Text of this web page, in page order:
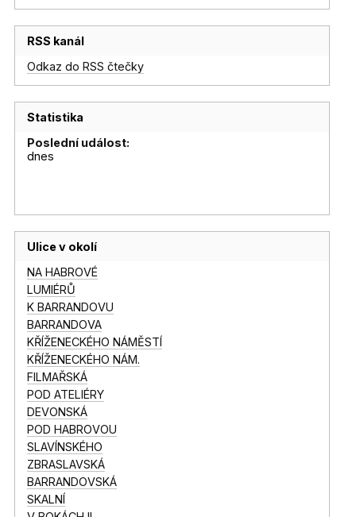
RSS kanál
Odkaz do RSS čtečky
Statistika
Poslední událost:
dnes
Ulice v okolí
NA HABROVÉ
LUMIÉRŮ
K BARRANDOVU
BARRANDOVA
KŘÍŽENECKÉHO NÁMĚSTÍ
KŘÍŽENECKÉHO NÁM.
FILMAŘSKÁ
POD ATELIÉRY
DEVONSKÁ
POD HABROVOU
SLAVÍNSKÉHO
ZBRASLAVSKÁ
BARRANDOVSKÁ
SKALNÍ